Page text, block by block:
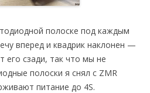
полоске под каждым
вперед и квадрик наклонен —
его сзади, так что мы не
полоски я снял с ZMR
питание до 4S.